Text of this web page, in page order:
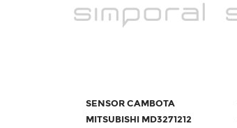
SENSOR CAMBOTA
MITSUBISHI MD3271212